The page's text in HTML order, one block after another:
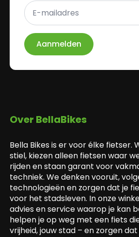
E-
mailadres
*
Aanmelden
Over BellaBikes
Bella Bikes is er voor élke fietser.
stiel, kiezen alleen fietsen waar
rijden en staan garant voor
techniek. We denken vooruit,
technologieën en zorgen dat je
voor het stadsleven. In onze
advies en service waarop je kan
helpen je op weg met een fiets
vrijheid, jouw stad – en zorgen